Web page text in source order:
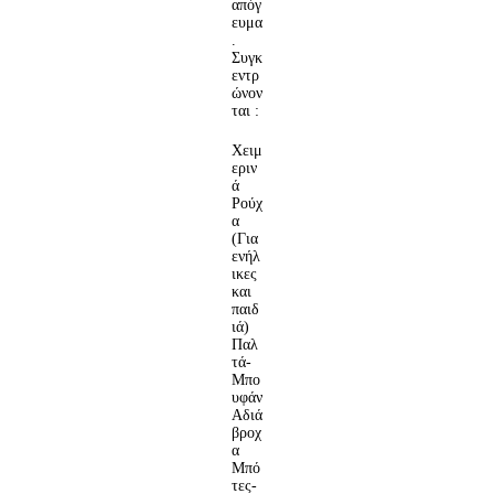
απόγ
ευμα
.
Συγκ
εντρ
ώνον
ται :
Χειμ
εριν
ά
Ρούχ
α
(Για
ενήλ
ικες
και
παιδ
ιά)
Παλ
τά-
Μπο
υφάν
Αδιά
βροχ
α
Μπό
τες-